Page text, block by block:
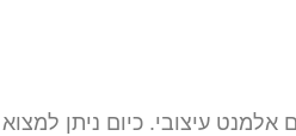
אלמנט עיצובי. כיום ניתן